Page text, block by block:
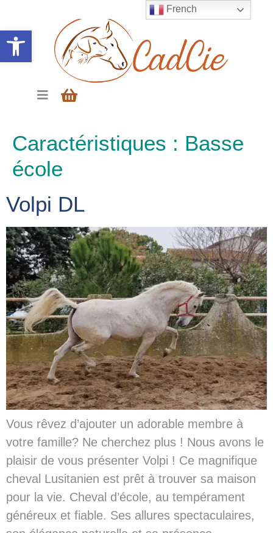
Ouvrir la barre d’outils
Caractéristiques : Basse
école
Volpi DL
Vous rêvez d’ajouter un adorable membre à
votre famille? Ne cherchez plus ! Nous avons le
plaisir de vous présenter Volpi ! Ce magnifique
cheval Lusitanien est prêt à trouver sa maison
pour la vie. Cheval d’école, au tempérament
généreux et fiable. Ses allures spectaculaires,
French